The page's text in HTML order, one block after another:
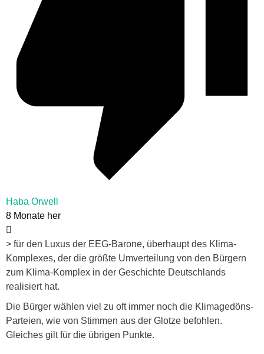
Haba Orwell
8 Monate her
> für den Luxus der EEG-Barone, überhaupt des Klima-
Komplexes, der die größte Umverteilung von den Bürgern
zum Klima-Komplex in der Geschichte Deutschlands
realisiert hat.
Die Bürger wählen viel zu oft immer noch die Klimagedöns-
Parteien, wie von Stimmen aus der Glotze befohlen.
Gleiches gilt für die übrigen Punkte.